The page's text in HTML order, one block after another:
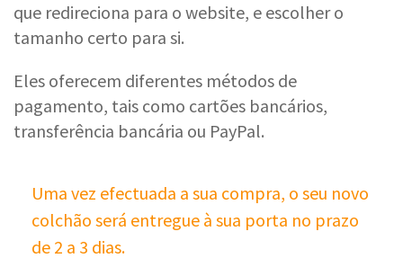
que redireciona para o website, e escolher o
tamanho certo para si.
Eles oferecem diferentes métodos de
pagamento, tais como cartões bancários,
transferência bancária ou PayPal.
Uma vez efectuada a sua compra, o seu novo
colchão será entregue à sua porta no prazo
de 2 a 3 dias.